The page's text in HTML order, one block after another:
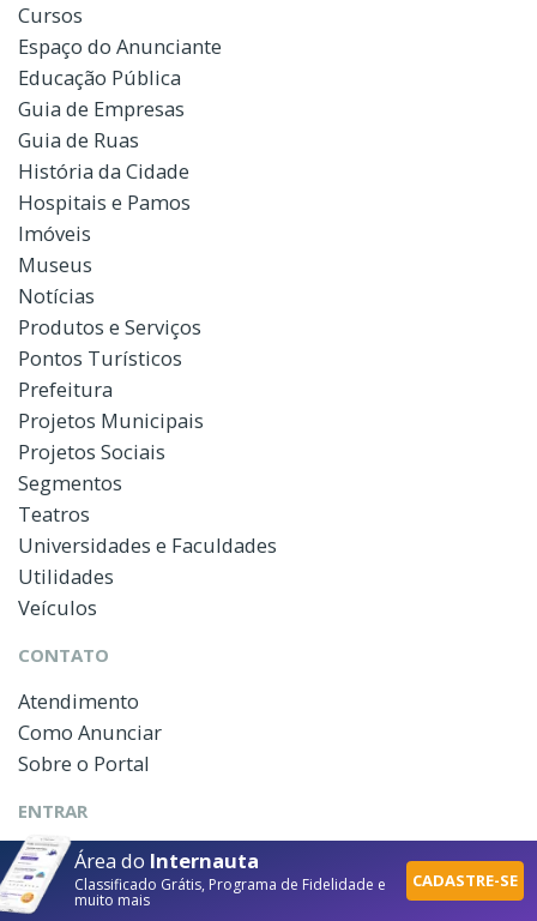
Cursos
Espaço do Anunciante
Educação Pública
Guia de Empresas
Guia de Ruas
História da Cidade
Hospitais e Pamos
Imóveis
Museus
Notícias
Produtos e Serviços
Pontos Turísticos
Prefeitura
Projetos Municipais
Projetos Sociais
Segmentos
Teatros
Universidades e Faculdades
Utilidades
Veículos
CONTATO
Atendimento
Como Anunciar
Sobre o Portal
ENTRAR
Conta Empresa
Área do Internauta
Área do Internauta
Classificado Grátis, Programa de Fidelidade e
muito mais
CADASTRE-SE